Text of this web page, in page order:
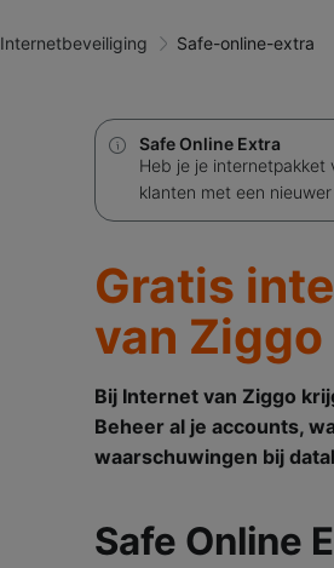
Internetbeveiliging Safe-online-extra
Safe Online Extra
Heb je je internetpakket
klanten met een nieuwer
Gratis
van Ziggo
Bij Internet van Ziggo
Beheer al je accounts,
waarschuwingen bij
Safe Online